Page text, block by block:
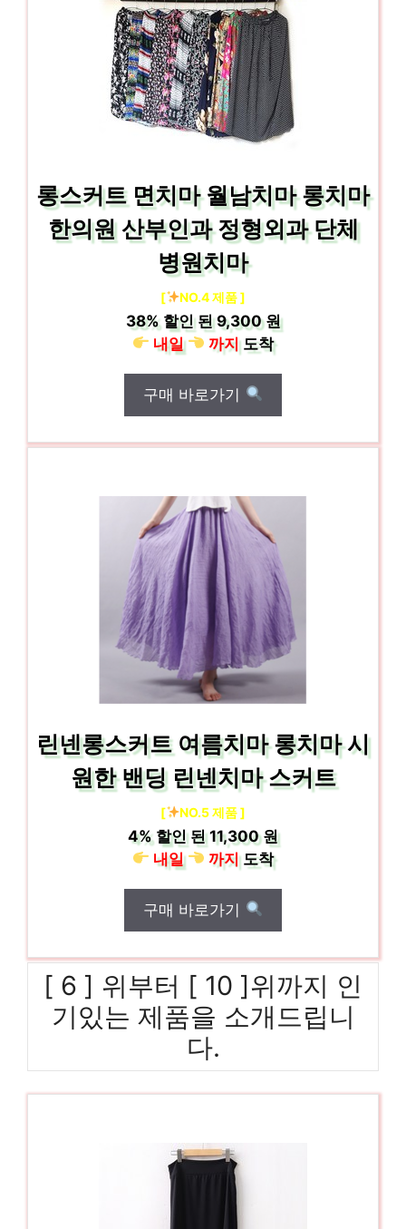
롱스커트 면치마 월남치마 롱치마
한의원 산부인과 정형외과 단체
병원치마
[ NO.4 제품 ]
38%할인 된9,300 원
내일
까지도착
구매 바로가기
린넨롱스커트 여름치마 롱치마 시
원한 밴딩 린넨치마 스커트
[ NO.5 제품 ]
4% 할인 된11,300 원
내일
까지도착
구매 바로가기
[ 6 ] 위부터 [ 10 ]위까지 인
기있는 제품을 소개드립니
다.